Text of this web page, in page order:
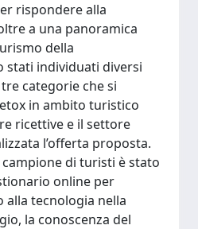
rispondere alla
a una panoramica
della
stati individuati diversi
categorie che si
in ambito turistico
ricettive e il settore
l’offerta proposta.
di turisti è stato
online per
alla tecnologia nella
la conoscenza del